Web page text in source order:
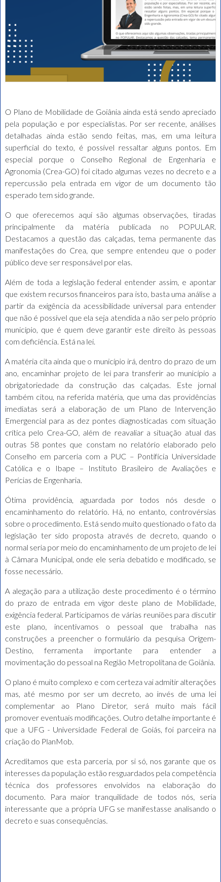
O Plano de Mobilidade de Goiânia ainda está sendo apreciado
pela população e por especialistas. Por ser recente, análises
detalhadas ainda estão sendo feitas, mas, em uma leitura
superficial do texto, é possível ressaltar alguns pontos. Em
especial porque o Conselho Regional de Engenharia e
Agronomia (Crea-GO) foi citado algumas vezes no decreto e a
repercussão pela entrada em vigor de um documento tão
esperado tem sido grande.
O que oferecemos aqui são algumas observações, tiradas
principalmente da matéria publicada no POPULAR.
Destacamos a questão das calçadas, tema permanente das
manifestações do Crea, que sempre entendeu que o poder
público deve ser responsável por elas.
Além de toda a legislação federal entender assim, e apontar
que existem recursos financeiros para isto, basta uma análise a
partir da exigência da acessibilidade universal para entender
que não é possível que ela seja atendida a não ser pelo próprio
município, que é quem deve garantir este direito às pessoas
com deficiência. Está na lei.
A matéria cita ainda que o município irá, dentro do prazo de um
ano, encaminhar projeto de lei para transferir ao município a
obrigatoriedade da construção das calçadas. Este jornal
também citou, na referida matéria, que uma das providências
imediatas será a elaboração de um Plano de Intervenção
Emergencial para as dez pontes diagnosticadas com situação
crítica pelo Crea-GO, além de reavaliar a situação atual das
outras 58 pontes que constam no relatório elaborado pelo
Conselho em parceria com a PUC – Pontifícia Universidade
Católica e o Ibape – Instituto Brasileiro de Avaliações e
Perícias de Engenharia.
Ótima providência, aguardada por todos nós desde o
encaminhamento do relatório. Há, no entanto, controvérsias
sobre o procedimento. Está sendo muito questionado o fato da
legislação ter sido proposta através de decreto, quando o
normal seria por meio do encaminhamento de um projeto de lei
à Câmara Municipal, onde ele seria debatido e modificado, se
fosse necessário.
A alegação para a utilização deste procedimento é o término
do prazo de entrada em vigor deste plano de Mobilidade,
exigência federal. Participamos de várias reuniões para discutir
este plano, incentivamos o pessoal que trabalha nas
construções a preencher o formulário da pesquisa Origem-
Destino, ferramenta importante para entender a
movimentação do pessoal na Região Metropolitana de Goiânia.
O plano é muito complexo e com certeza vai admitir alterações
mas, até mesmo por ser um decreto, ao invés de uma lei
complementar ao Plano Diretor, será muito mais fácil
promover eventuais modificações. Outro detalhe importante é
que a UFG - Universidade Federal de Goiás, foi parceira na
criação do PlanMob.
Acreditamos que esta parceria, por si só, nos garante que os
interesses da população estão resguardados pela competência
técnica dos professores envolvidos na elaboração do
documento. Para maior tranquilidade de todos nós, seria
interessante que a própria UFG se manifestasse analisando o
decreto e suas consequências.